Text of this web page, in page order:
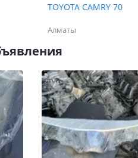
TOYOTA CAMRY 70
Алматы